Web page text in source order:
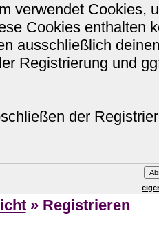
verwendet Cookies,
Cookies enthalten
ausschließlich
Registrierung und
der
» Registrieren